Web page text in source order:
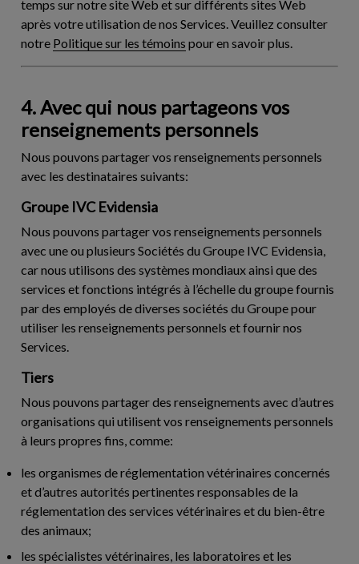
temps sur notre site Web et sur différents sites Web
après votre utilisation de nos Services. Veuillez consulter
notre Politique sur les témoins pour en savoir plus.
4. Avec qui nous partageons vos
renseignements personnels
Nous pouvons partager vos renseignements personnels
avec les destinataires suivants:
Groupe IVC Evidensia
Nous pouvons partager vos renseignements personnels
avec une ou plusieurs Sociétés du Groupe IVC Evidensia,
car nous utilisons des systèmes mondiaux ainsi que des
services et fonctions intégrés à l’échelle du groupe fournis
par des employés de diverses sociétés du Groupe pour
utiliser les renseignements personnels et fournir nos
Services.
Tiers
Nous pouvons partager des renseignements avec d’autres
organisations qui utilisent vos renseignements personnels
à leurs propres fins, comme:
les organismes de réglementation vétérinaires concernés
et d’autres autorités pertinentes responsables de la
réglementation des services vétérinaires et du bien-être
des animaux;
les spécialistes vétérinaires, les laboratoires et les